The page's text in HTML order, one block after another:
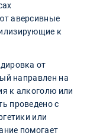
аверсивные
к
от
направлен на
к алкоголю или
проведено с
или
помогает